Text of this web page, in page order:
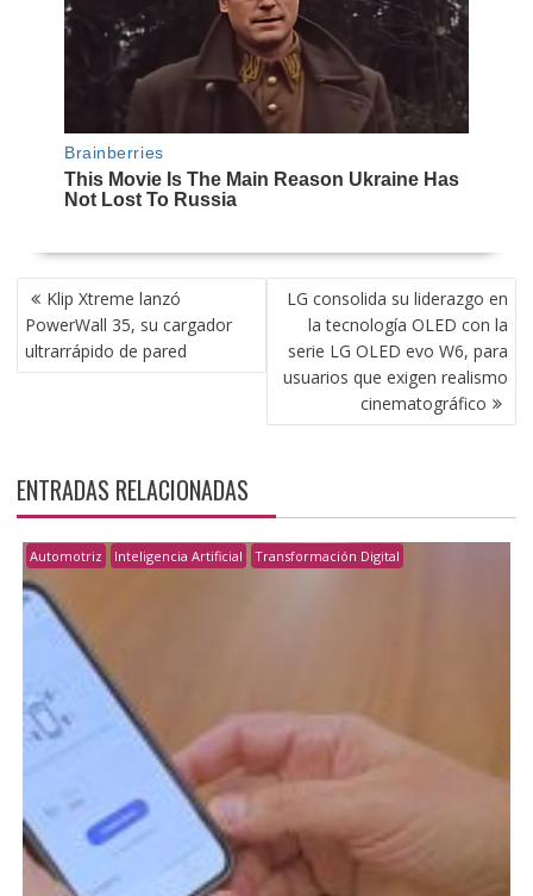
NAVEGACIÓN
DE
ENTRADAS
Klip Xtreme lanzó
PowerWall 35, su cargador
ultrarrápido de pared
LG consolida su liderazgo en
la tecnología OLED con la
serie LG OLED evo W6, para
usuarios que exigen realismo
cinematográfico
ENTRADAS RELACIONADAS
Automotriz Inteligencia Artificial Transformación Digital